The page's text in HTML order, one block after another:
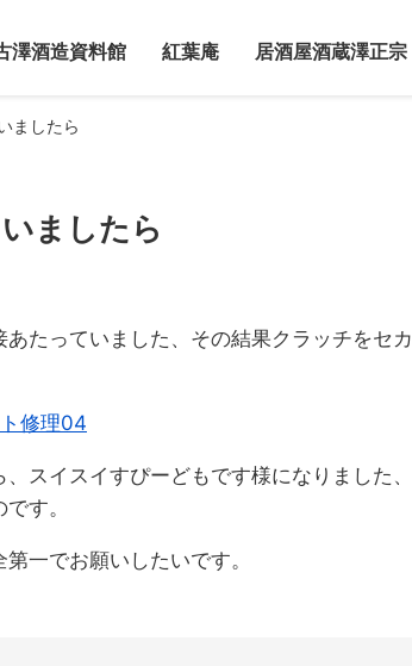
澤酒造資料館 紅葉庵 居酒屋酒蔵澤正宗
ましたら
ましたら
たっていました、その結果クラッチをセカ
スイスイすぴーどもです様になりました、
す。
一でお願いしたいです。